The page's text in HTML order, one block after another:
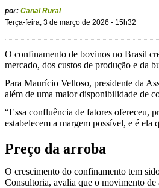
por: Canal Rural
Terça-feira, 3 de março de 2026 - 15h32
O confinamento de bovinos no Brasil
mercado, dos custos de produção e da
Para Maurício Velloso, presidente da
além de uma maior disponibilidade de
“Essa confluência de fatores ofereceu,
estabelecem a margem possível, e é
Preço da arroba
O crescimento do confinamento tem
Consultoria, avalia que o movimento de